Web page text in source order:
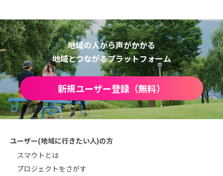
地域の人から声がかかる
地域とつながるプラットフォーム
新規ユーザー登録（無料）
ユーザー(地域に行きたい人)の方
スマウトとは
プロジェクトをさがす